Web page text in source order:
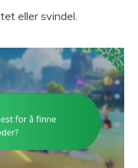
eller svindel.